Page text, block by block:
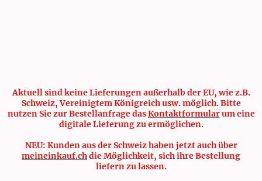
Aktuell sind keine Lieferungen außerhalb der EU, wie z.B.
Schweiz, Vereinigtem Königreich usw. möglich. Bitte
nutzen Sie zur Bestellanfrage dasKontaktformularum eine
digitale Lieferung zu ermöglichen.
NEU: Kunden aus der Schweiz haben jetzt auch über
meineinkauf.chdie Möglichkeit, sich ihre Bestellung
liefern zu lassen.